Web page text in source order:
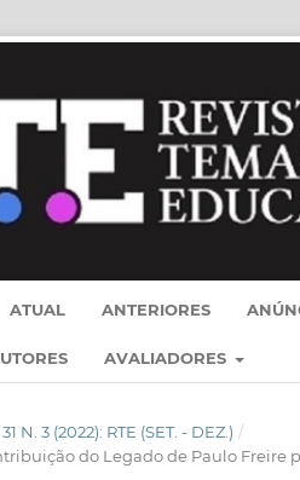
ATUAL ANTERIORES
AVALIADORES
N. 3 (2022): RTE (SET. - DEZ.) /
do Legado de Paulo Freire